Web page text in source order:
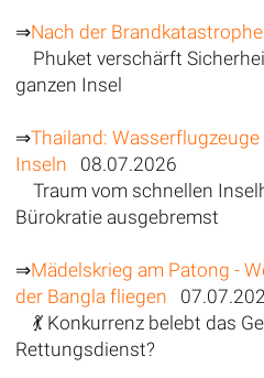
⇒Nach der
Phuket verschärft
ganzen Insel
⇒Thailand:
Inseln 08.07.2026
Traum vom schnellen
Bürokratie ausgebremst
⇒Mädelskrieg am Patong -
der Bangla fliegen
💃 Konkurrenz belebt das
Rettungsdienst?